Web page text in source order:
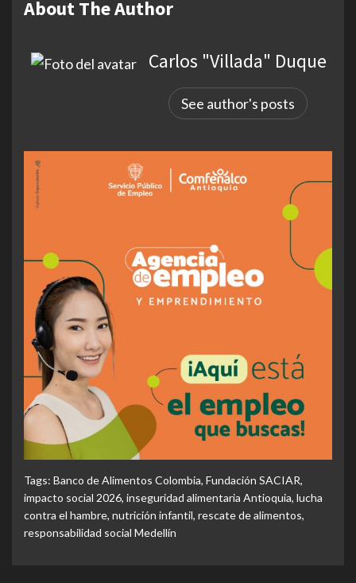
About The Author
Carlos "Villada" Duque
See author's posts
Tags: Banco de Alimentos Colombia, Fundación SACIAR,
impacto social 2026, inseguridad alimentaria Antioquia, lucha
contra el hambre, nutrición infantil, rescate de alimentos,
responsabilidad social Medellín